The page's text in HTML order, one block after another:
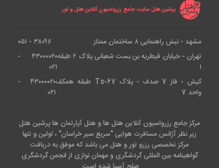
پرشین هتل سایت جامع رزرواسیون آنلاین هتل و تور
مشهد - نبش راهنمایی ۸ ساختمان ممتاز
۳۸۰۹۶ - ۰۵۱
تهران - خیابان قیطریه بن بست شعبانی پلاک ۲ طبقه
۱
۴۳۰۰۰۰۲۰ -
۰۲۱
کیش - فاز 7 صدف - پلاک Ts-67 طبقه همکف
واحد 7
۴۳۰۰۰۰۲۰ -
۰۲۱
مرکز جامع رزرواسیون آنلاین هتل ها و هتل آپارتمان ها پرشین هتل
زیر نظر آژانس مسافرت هوایی "سریع سیر خراسان" ، اولین و تنها
مرکز تخصصی رزرو تور و هتل می باشد که موفق به دریافت
گواهینامه بین المللی گردشگری و مهمان نوازی از انجمن گردشگری